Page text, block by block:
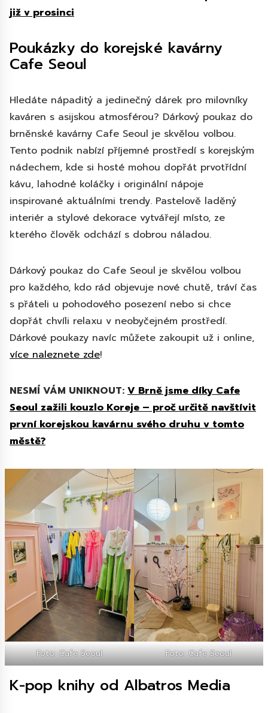
již v prosinci
Poukázky do korejské kavárny
Cafe Seoul
Hledáte nápaditý a jedinečný dárek pro milovníky
kaváren s asijskou atmosférou? Dárkový poukaz do
brněnské kavárny Cafe Seoul je skvělou volbou.
Tento podnik nabízí příjemné prostředí s korejským
nádechem, kde si hosté mohou dopřát prvotřídní
kávu, lahodné koláčky i originální nápoje
inspirované aktuálními trendy. Pastelově laděný
interiér a stylové dekorace vytvářejí místo, ze
kterého člověk odchází s dobrou náladou.
Dárkový poukaz do Cafe Seoul je skvělou volbou
pro každého, kdo rád objevuje nové chutě, tráví čas
s přáteli u pohodového posezení nebo si chce
dopřát chvíli relaxu v neobyčejném prostředí.
Dárkové poukazy navíc můžete zakoupit už i online,
více naleznete zde!
NESMÍ VÁM UNIKNOUT: V Brně jsme díky Cafe
Seoul zažili kouzlo Koreje – proč určitě navštívit
první korejskou kavárnu svého druhu v tomto
městě?
Foto: Cafe Seoul Foto: Cafe Seoul
K-pop knihy od Albatros Media